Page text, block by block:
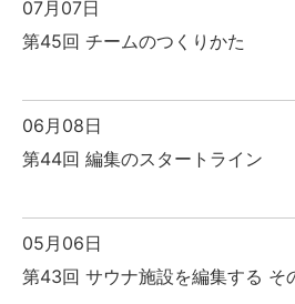
07月07日
第45回 チームのつくりかた
06月08日
第44回 編集のスタートライン
05月06日
第43回 サウナ施設を編集する そ